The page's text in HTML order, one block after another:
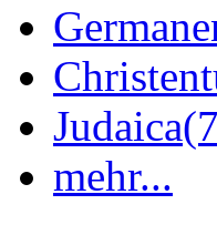
Judaica
mehr...